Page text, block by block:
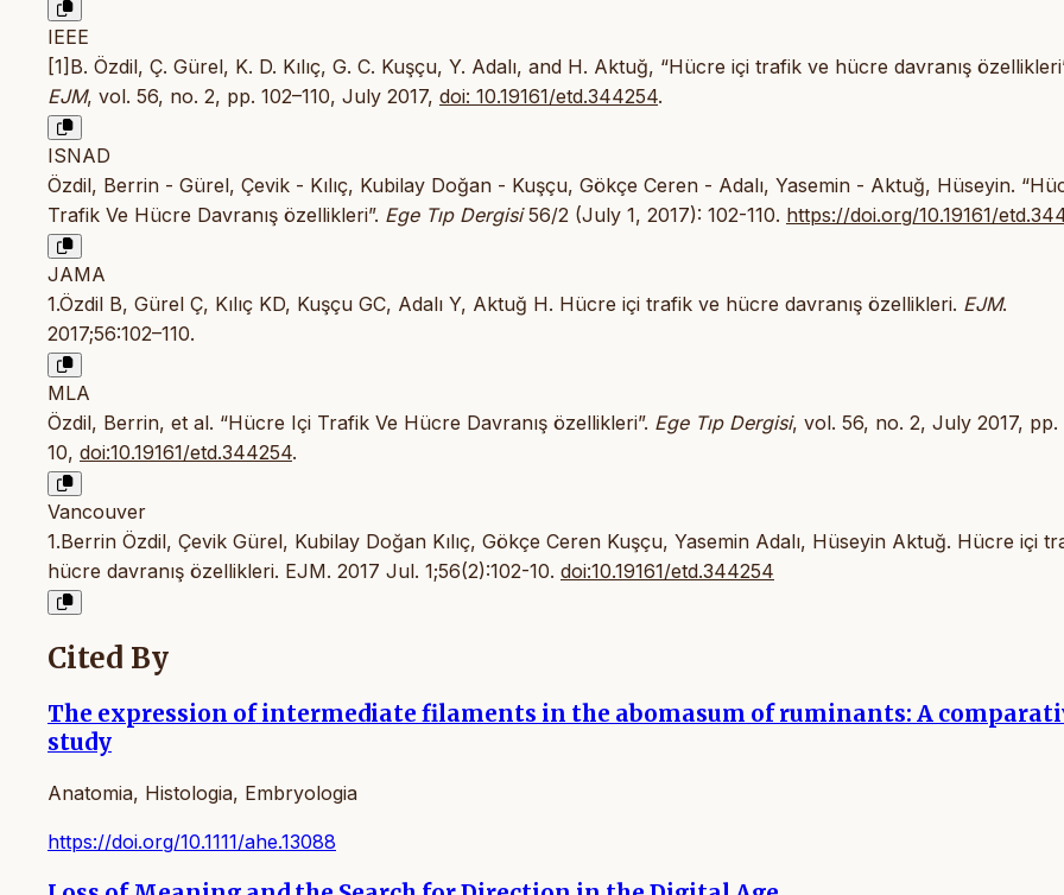
IEEE
[1]B. Özdil, Ç. Gürel, K. D. Kılıç, G. C. Kuşçu, Y. Adalı, and H. Aktuğ, “Hücre içi trafik ve hücre davranış
EJM, vol. 56, no. 2, pp. 102–110, July 2017, doi: 10.19161/etd.344254.
ISNAD
Özdil, Berrin - Gürel, Çevik - Kılıç, Kubilay Doğan - Kuşçu, Gökçe Ceren - Adalı, Yasemin - Aktuğ, Hüseyin.
Trafik Ve Hücre Davranış özellikleri”. Ege Tıp Dergisi56/2 (July 1, 2017): 102-110. https://doi.org/10.19161/
JAMA
1.Özdil B, Gürel Ç, Kılıç KD, Kuşçu GC, Adalı Y, Aktuğ H. Hücre içi trafik ve hücre davranış özellikleri. EJM.
2017;56:102–110.
MLA
Özdil, Berrin, et al. “Hücre Içi Trafik Ve Hücre Davranış özellikleri”. Ege Tıp Dergisi, vol. 56, no. 2, July 2017, pp.
10, doi:10.19161/etd.344254.
Vancouver
1.Berrin Özdil, Çevik Gürel, Kubilay Doğan Kılıç, Gökçe Ceren Kuşçu, Yasemin Adalı, Hüseyin Aktuğ. Hücre içi
hücre davranış özellikleri. EJM. 2017 Jul. 1;56(2):102-10. doi:10.19161/etd.344254
Cited By
The expression of intermediate filaments in the abomasum of ruminants: A
study
Anatomia, Histologia, Embryologia
https://doi.org/10.1111/ahe.13088